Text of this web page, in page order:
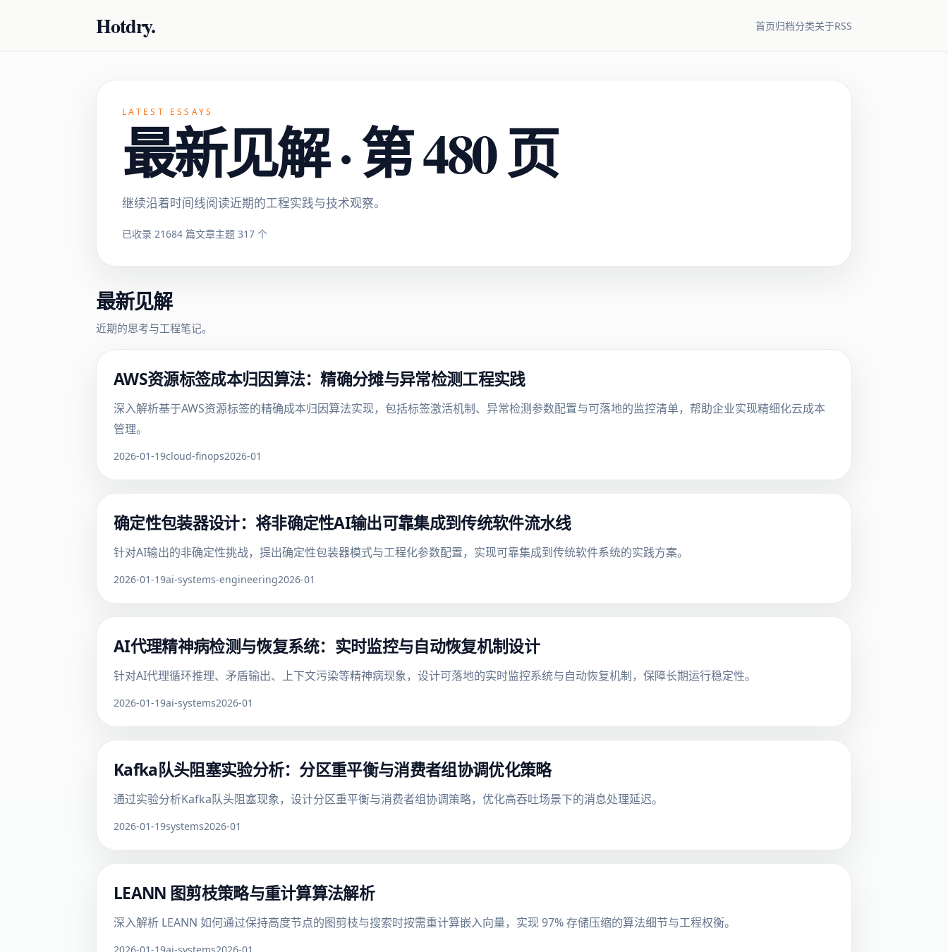
Hotdry. 首页归档分类关于RSS
LATEST ESSAYS
最新见解 · 第 480 页
继续沿着时间线阅读近期的工程实践与技术观察。
已收录 21684 篇文章主题 317 个
最新见解
近期的思考与工程笔记。
AWS资源标签成本归因算法：精确分摊与异常检测工程实践
深入解析基于AWS资源标签的精确成本归因算法实现，包括标签激活机制、异常检测参数配置与可落地的监控清单，帮助企业实现精细化云成本
管理。
2026-01-19cloud-finops2026-01
确定性包装器设计：将非确定性AI输出可靠集成到传统软件流水线
针对AI输出的非确定性挑战，提出确定性包装器模式与工程化参数配置，实现可靠集成到传统软件系统的实践方案。
2026-01-19ai-systems-engineering2026-01
AI代理精神病检测与恢复系统：实时监控与自动恢复机制设计
针对AI代理循环推理、矛盾输出、上下文污染等精神病现象，设计可落地的实时监控系统与自动恢复机制，保障长期运行稳定性。
2026-01-19ai-systems2026-01
Kafka队头阻塞实验分析：分区重平衡与消费者组协调优化策略
通过实验分析Kafka队头阻塞现象，设计分区重平衡与消费者组协调策略，优化高吞吐场景下的消息处理延迟。
2026-01-19systems2026-01
LEANN 图剪枝策略与重计算算法解析
深入解析 LEANN 如何通过保持高度节点的图剪枝与搜索时按需重计算嵌入向量，实现 97% 存储压缩的算法细节与工程权衡。